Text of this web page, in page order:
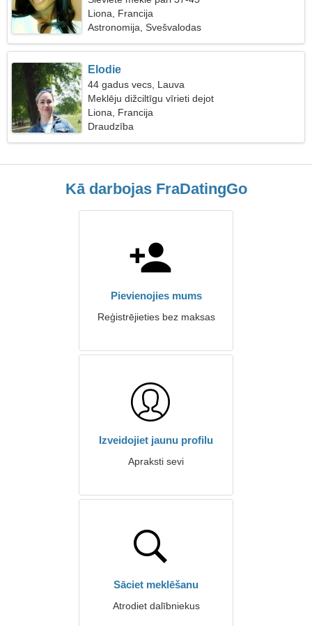
Liona, Francija
Astronomija, Svešvalodas
Elodie
44 gadus vecs, Lauva
Meklēju dižciltīgu vīrieti dejot
Liona, Francija
Draudzība
Kā darbojas FraDatingGo
Pievienojies mums
Reģistrējieties bez maksas
Izveidojiet jaunu profilu
Apraksti sevi
Sāciet meklēšanu
Atrodiet dalībniekus